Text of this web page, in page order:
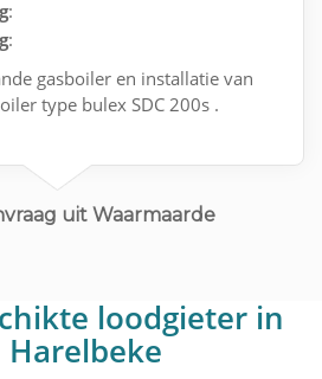
:
:
gasboiler en installatie van
type bulex SDC 200s .
uit Waarmaarde
loodgieter in